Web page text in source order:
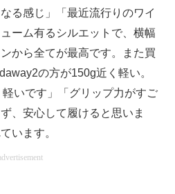
る感じ」「最近流行りのワイ
ーム有るシルエットで、横幅
から全てが最高です。また買
の方が150g近く軽い。
いです」「グリップ力がすご
、安心して履けると思いま
います。